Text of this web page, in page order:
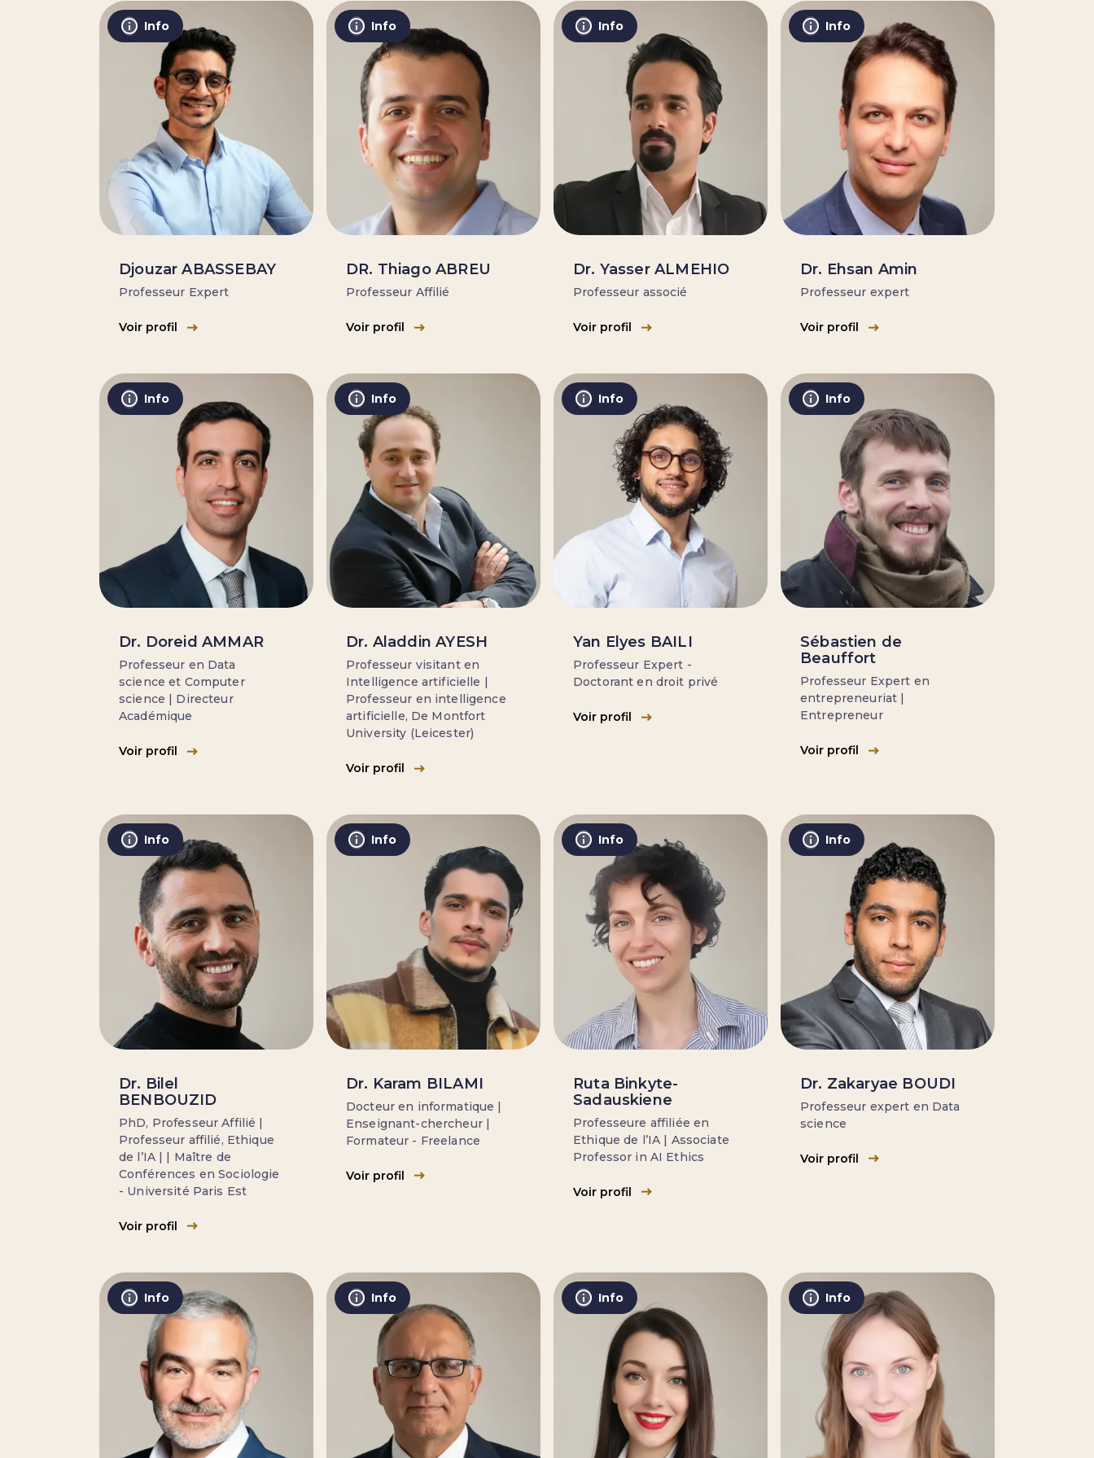
Info
Djouzar ABASSEBAY
Professeur Expert
Voir profil
Info
DR. Thiago ABREU
Professeur Affilié
Voir profil
Info
Dr. Yasser ALMEHIO
Professeur associé
Voir profil
Info
Dr. Ehsan Amin
Professeur expert
Voir profil
Info
Dr. Doreid AMMAR
Professeur en Data
science et Computer
science | Directeur
Académique
Voir profil
Info
Dr. Aladdin AYESH
Professeur visitant en
Intelligence artificielle |
Professeur en intelligence
artificielle, De Montfort
University (Leicester)
Voir profil
Info
Yan Elyes BAILI
Professeur Expert -
Doctorant en droit privé
Voir profil
Info
Sébastien de
Beauffort
Professeur Expert en
entrepreneuriat |
Entrepreneur
Voir profil
Info
Dr. Bilel
BENBOUZID
PhD, Professeur Affilié |
Professeur affilié, Ethique
de l’IA | | Maître de
Conférences en Sociologie
- Université Paris Est
Voir profil
Info
Dr. Karam BILAMI
Docteur en informatique |
Enseignant-chercheur |
Formateur - Freelance
Voir profil
Info
Ruta Binkyte-
Sadauskiene
Professeure affiliée en
Ethique de l’IA | Associate
Professor in AI Ethics
Voir profil
Info
Dr. Zakaryae BOUDI
Professeur expert en Data
science
Voir profil
Info Info Info Info